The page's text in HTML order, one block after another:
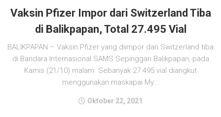
Vaksin Pfizer Impor dari Switzerland Tiba
di Balikpapan, Total 27.495 Vial
BALIKPAPAN – Vaksin Pfizer yang diimpor dari Switzerland tiba
di Bandara Internasional SAMS Sepinggan Balikpapan, pada
Kamis (21/10) malam. Sebanyak 27.495 vial diangkut
menggunakan maskapai My...
Oktober 22, 2021